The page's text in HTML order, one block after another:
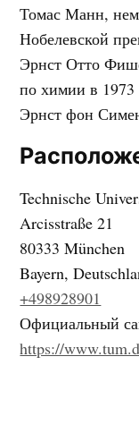
Томас Манн,
Нобелевской
Эрнст Отто
по химии в 1973
Эрнст фон
Technische
Arcisstraße 21
80333 München
Bayern,
+498928901
Официальный
https://